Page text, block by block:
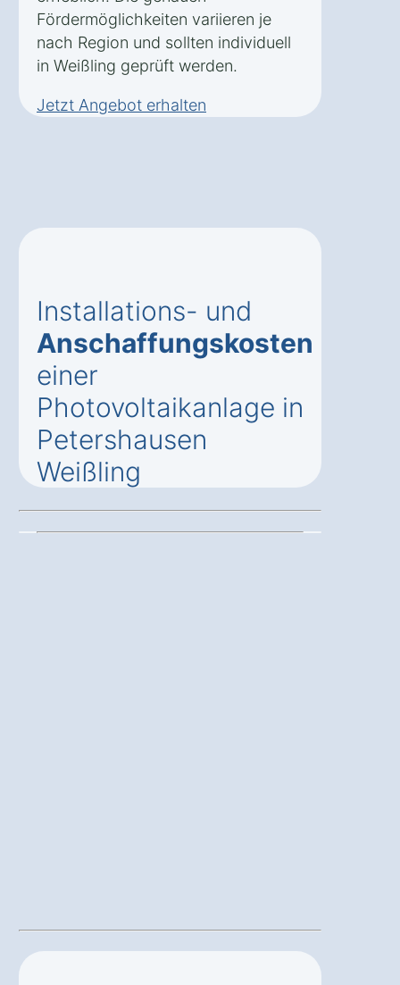
Fördermöglichkeiten variieren je
nach Region und sollten individuell
in Weißling geprüft werden.
Jetzt Angebot erhalten
Installations- und
Anschaffungskosten
einer
Photovoltaikanlage in
Petershausen
Weißling